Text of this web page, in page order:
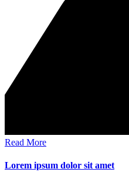
Read More
Lorem ipsum dolor sit amet